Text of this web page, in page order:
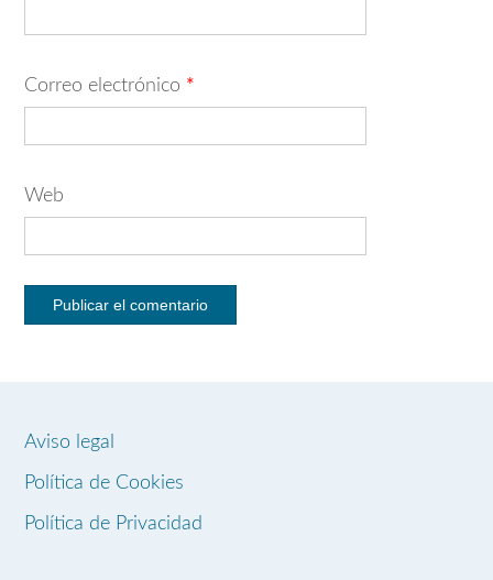
Correo electrónico *
Web
Aviso legal
Política de Cookies
Política de Privacidad